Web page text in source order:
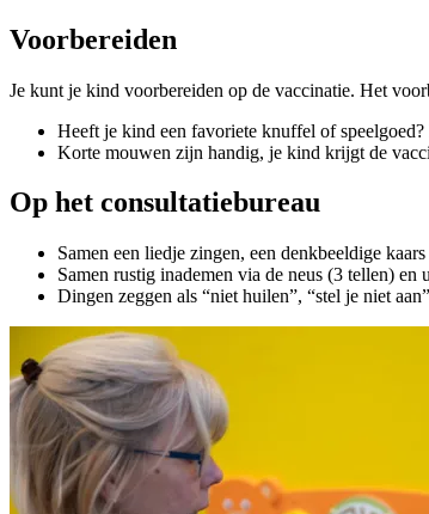
Voorbereiden
Je kunt je kind voorbereiden op de vaccinatie. Het
Heeft je kind een favoriete knuffel of speelgoed?
Korte mouwen zijn handig, je kind krijgt de
Op het consultatiebureau
Samen een liedje zingen, een denkbeeldige
Samen rustig inademen via de neus (3 tellen)
Dingen zeggen als “niet huilen”, “stel je niet